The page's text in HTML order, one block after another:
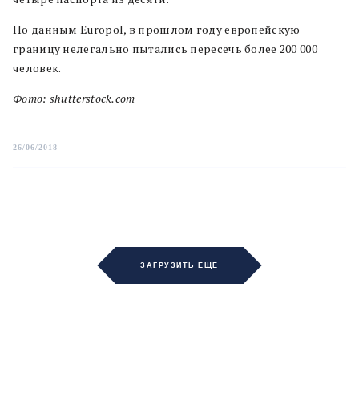
По данным Europol, в прошлом году европейскую
границу нелегально пытались пересечь более 200 000
человек.
Фото: shutterstock.com
26/06/2018
ЗАГРУЗИТЬ ЕЩЁ